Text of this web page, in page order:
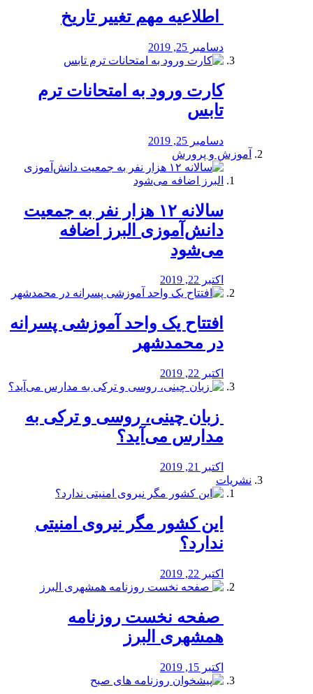
️ اطلاعیه مهم تغییر تاریخ
دسامبر 25, 2019
کارت ورود به امتحانات ترم
تابس
دسامبر 25, 2019
آموزش و پرورش
️سالانه ۱۲ هزار نفر به جمعیت
دانش‌آموزی البرز اضافه
می‌شود
اکتبر 22, 2019
افتتاح یک واحد آموزشی پسرانه
در محمدشهر
اکتبر 22, 2019
️ زبان چینی، روسی و ترکی به
مدارس می‌آید؟
اکتبر 21, 2019
نشریات
این کشور مگر نیروی امنیتی
ندارد؟
اکتبر 22, 2019
️ صفحه نخست روزنامه‌
همشهری البرز
اکتبر 15, 2019